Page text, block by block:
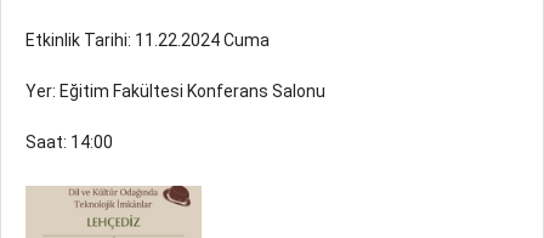
Etkinlik Tarihi: 11.22.2024 Cuma
Yer: Eğitim Fakültesi Konferans Salonu
Saat: 14:00